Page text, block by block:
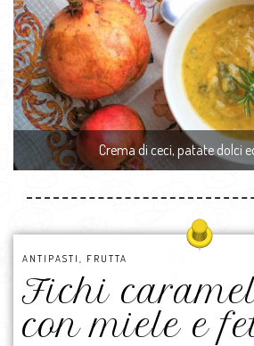
Crema di ceci, patate dolci
ANTIPASTI FRUTTA
Fichi
con miele e